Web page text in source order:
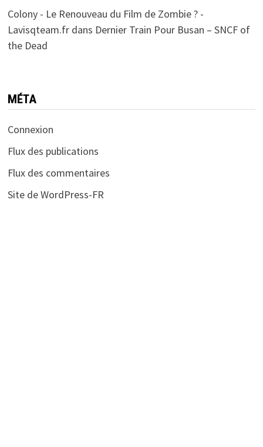
Colony - Le Renouveau du Film de Zombie ? -
Lavisqteam.frdans Dernier Train Pour Busan – SNCF of
the Dead
MÉTA
Connexion
Flux des publications
Flux des commentaires
Site de WordPress-FR